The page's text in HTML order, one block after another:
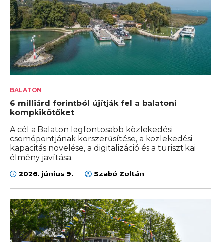
BALATON
6 milliárd forintból újítják fel a balatoni
kompkikötőket
A cél a Balaton legfontosabb közlekedési
csomópontjának korszerűsítése, a közlekedési
kapacitás növelése, a digitalizáció és a turisztikai
élmény javítása.
2026. június 9. Szabó Zoltán